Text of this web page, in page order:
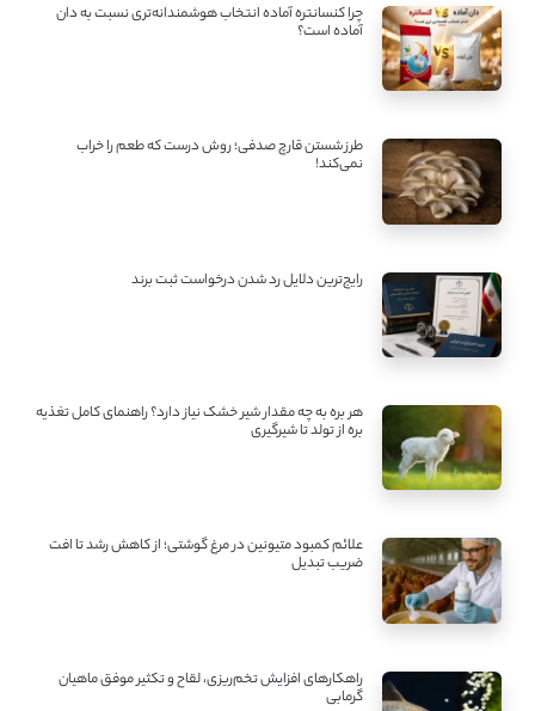
چرا کنسانتره آماده انتخاب هوشمندانه‌تری نسبت به دان
آماده است؟
طرز شستن قارچ صدفی؛ روش درست که طعم را خراب
نمی‌کند!
رایج‌ترین دلایل رد شدن درخواست ثبت برند
هر بره به چه مقدار شیر خشک نیاز دارد؟ راهنمای کامل تغذیه
بره از تولد تا شیرگیری
علائم کمبود متیونین در مرغ گوشتی؛ از کاهش رشد تا افت
ضریب تبدیل
راهکارهای افزایش تخم‌ریزی، لقاح و تکثیر موفق ماهیان
گرمابی